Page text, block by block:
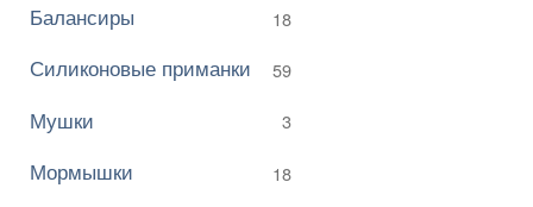
Балансиры 18
Силиконовые приманки 59
Мушки 3
Мормышки 18